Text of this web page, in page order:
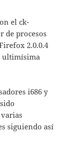
el ck-
de procesos
2.0.0.4
ultimísima
i686 y
siguiendo así